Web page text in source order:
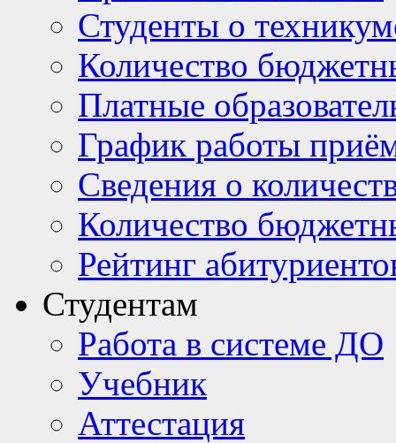
Студенты о
Количество
Платные
График работы
Сведения о
Количество
Рейтинг
Студентам
Работа в системе ДО
Учебник
Аттестация